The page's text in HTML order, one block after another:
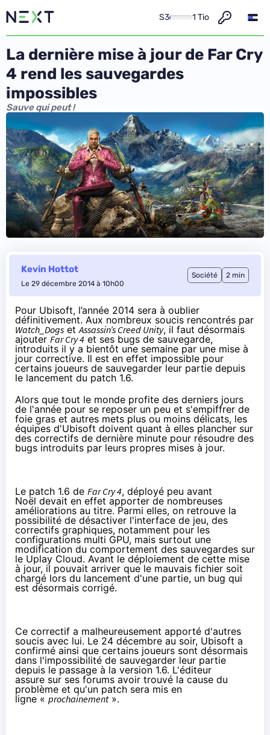
S3 1 Tio
La dernière mise à jour de Far Cry
4 rend les sauvegardes
impossibles
Sauve qui peut !
Kevin Hottot
Le 29 décembre 2014 à 10h00
Société 2 min
Pour Ubisoft, l’année 2014 sera à oublier
définitivement. Aux nombreux soucis rencontrés par
Watch_Dogs et Assassin’s Creed Unity, il faut désormais
ajouter Far Cry 4 et ses bugs de sauvegarde,
introduits il y a bientôt une semaine par une mise à
jour corrective. Il est en effet impossible pour
certains joueurs de sauvegarder leur partie depuis
le lancement du patch 1.6.
Alors que tout le monde profite des derniers jours
de l'année pour se reposer un peu et s'empiffrer de
foie gras et autres mets plus ou moins délicats, les
équipes d'Ubisoft doivent quant à elles plancher sur
des correctifs de dernière minute pour résoudre des
bugs introduits par leurs propres mises à jour.
Le patch 1.6 de Far Cry 4, déployé peu avant
Noël devait en effet apporter de nombreuses
améliorations au titre. Parmi elles, on retrouve la
possibilité de désactiver l'interface de jeu, des
correctifs graphiques, notamment pour les
configurations multi GPU, mais surtout une
modification du comportement des sauvegardes sur
le Uplay Cloud. Avant le déploiement de cette mise
à jour, il pouvait arriver que le mauvais fichier soit
chargé lors du lancement d'une partie, un bug qui
est désormais corrigé.
Ce correctif a malheureusement apporté d'autres
soucis avec lui. Le 24 décembre au soir, Ubisoft a
confirmé ainsi que certains joueurs sont désormais
dans l'impossibilité de sauvegarder leur partie
depuis le passage à la version 1.6. L'éditeur
assure sur ses forums avoir trouvé la cause du
problème et qu'un patch sera mis en
ligne « prochainement».